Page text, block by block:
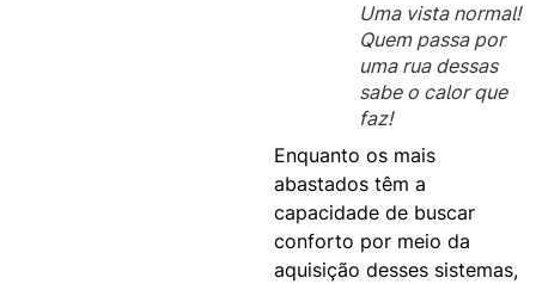
Uma vista normal!
Quem passa por
uma rua dessas
sabe o calor que
faz!
Enquanto os mais
abastados têm a
capacidade de buscar
conforto por meio da
aquisição desses sistemas,